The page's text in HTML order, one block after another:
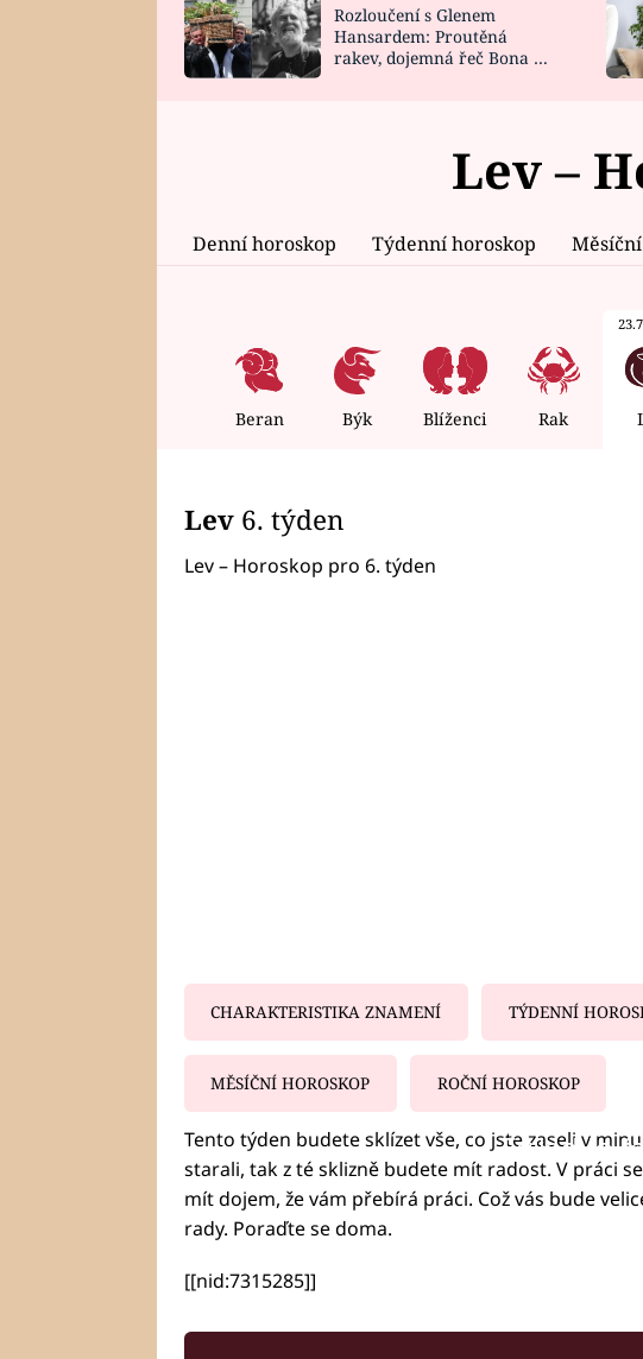
HOROSKOP NA
CELEBRITY
VAŘENÍ
Rozloučení s Glenem
Hansardem: Proutěná
rakev, dojemná řeč Bona a
Lev –
Denní horoskop Týdenní horoskop
Beran Býk Blíženci Rak
Lev 6. týden
Lev – Horoskop pro 6. týden
CHARAKTERISTIKA ZNAMENÍ TÝDENNÍ
MĚSÍČNÍ HOROSKOP ROČNÍ HOROSKOP
Failed to
Tento týden budete sklízet vše, co jste zaseli v
starali, tak z té sklizně budete mít radost. V práci
mít dojem, že vám přebírá práci. Což vás bude
rady. Poraďte se doma.
[[nid:7315285]]